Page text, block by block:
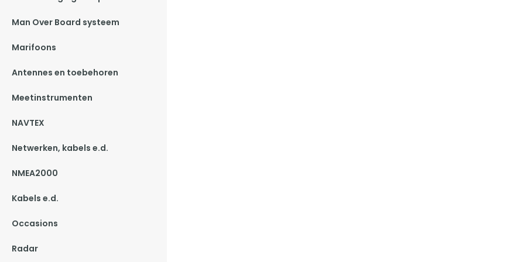
Man Over Board systeem
Marifoons
Antennes en toebehoren
Meetinstrumenten
NAVTEX
Netwerken, kabels e.d.
NMEA2000
Kabels e.d.
Occasions
Radar